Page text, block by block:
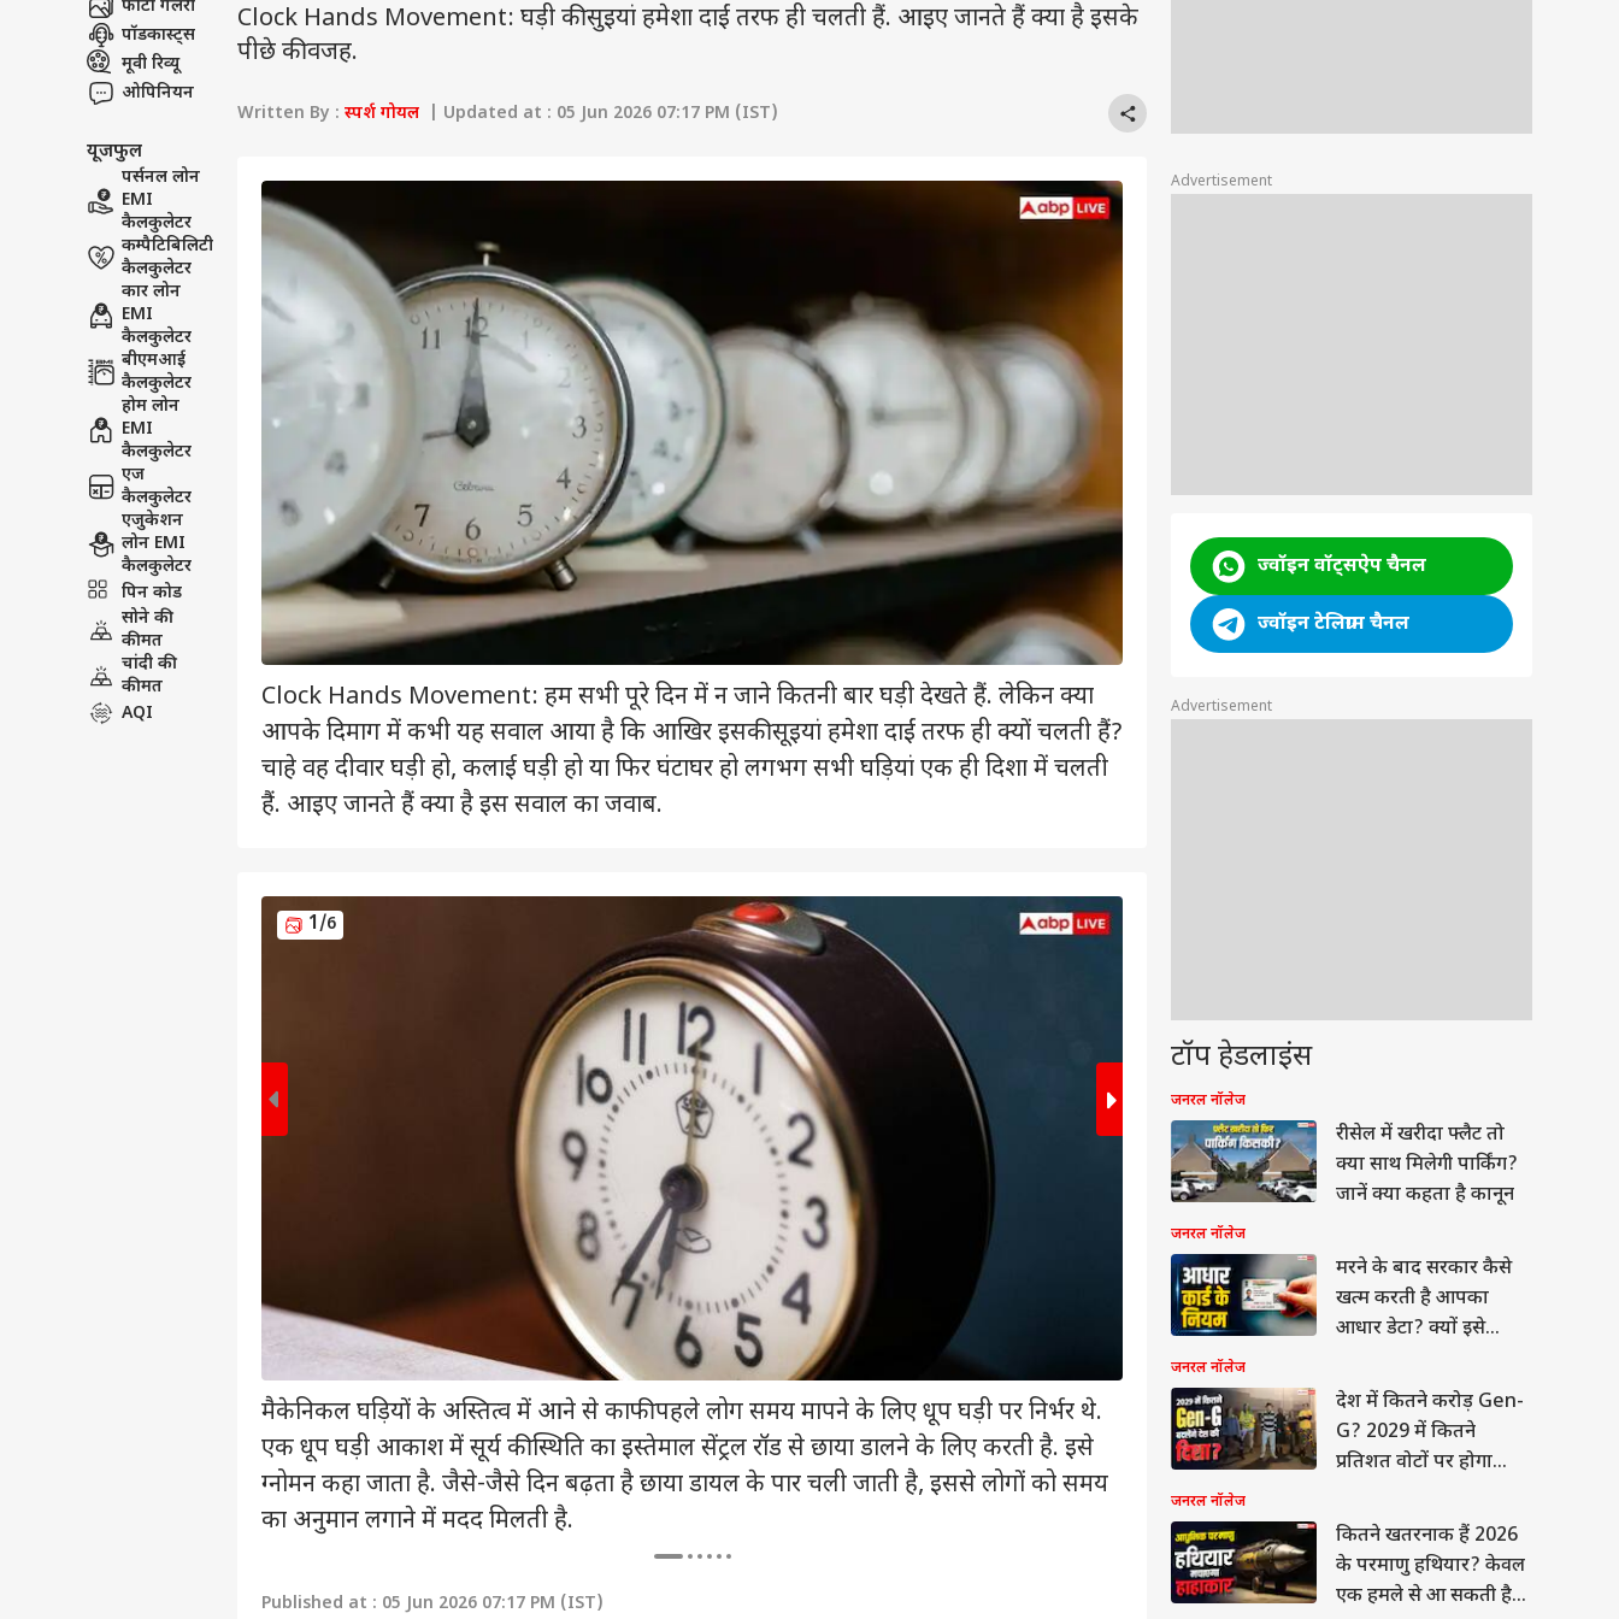
फोटो गैलरी
पॉडकास्ट्स
मूवी रिव्यू
ओपिनियन
यूजफुल
पर्सनल लोन
EMI
कैलकुलेटर
कम्पैटिबिलिटी
कैलकुलेटर
कार लोन
EMI
कैलकुलेटर
बीएमआई
कैलकुलेटर
होम लोन
EMI
कैलकुलेटर
एज
कैलकुलेटर
एजुकेशन
लोन EMI
कैलकुलेटर
पिन कोड
सोने की
कीमत
चांदी की
कीमत
AQI
Clock Hands Movement: घड़ी की सुइयां हमेशा दाईं तरफ ही चलती हैं. आइए जानते हैं क्या है इसके
पीछे की वजह.
Written By : स्पर्श गोयल | Updated at : 05 Jun 2026 07:17 PM (IST)
Clock Hands Movement: हम सभी पूरे दिन में न जाने कितनी बार घड़ी देखते हैं. लेकिन क्या
आपके दिमाग में कभी यह सवाल आया है कि आखिर इसकी सूइयां हमेशा दाईं तरफ ही क्यों चलती हैं?
चाहे वह दीवार घड़ी हो, कलाई घड़ी हो या फिर घंटाघर हो लगभग सभी घड़ियां एक ही दिशा में चलती
हैं. आइए जानते हैं क्या है इस सवाल का जवाब.
1/6
मैकेनिकल घड़ियों के अस्तित्व में आने से काफी पहले लोग समय मापने के लिए धूप घड़ी पर निर्भर थे.
एक धूप घड़ी आकाश में सूर्य की स्थिति का इस्तेमाल सेंट्रल रॉड से छाया डालने के लिए करती है. इसे
ग्नोमन कहा जाता है. जैसे-जैसे दिन बढ़ता है छाया डायल के पार चली जाती है, इससे लोगों को समय
का अनुमान लगाने में मदद मिलती है.
पृथ्वी पश्चिम से पूर्व की तरफ घूमती है. इससे सूरज
आता है. उत्तरी हेमिस्फीयर में इस हलचल की वजह से
जाती है. इस बाएं से दाएं गति को अब हम क्लॉकवाइज
Published at : 05 Jun 2026 07:17 PM (IST)
Advertisement
ज्वॉइन वॉट्सऐप चैनल
ज्वॉइन टेलिग्राम चैनल
Advertisement
टॉप हेडलाइंस
जनरल नॉलेज
रीसेल में खरीदा फ्लैट तो
क्या साथ मिलेगी पार्किंग?
जानें क्या कहता है कानून
जनरल नॉलेज
मरने के बाद सरकार कैसे
खत्म करती है आपका
आधार डेटा? क्यों इसे
जनरल नॉलेज
देश में कितने करोड़ Gen-
G? 2029 में कितने
प्रतिशत वोटों पर होगा
जनरल नॉलेज
कितने खतरनाक हैं 2026
के परमाणु हथियार? केवल
एक हमले से आ सकती है
हॅलो गेस्ट
प्राइवेसी पॉलिसी
पर्सनल कार्नर
टॉप आर्टिकल्स टॉप रील्स
बिहार